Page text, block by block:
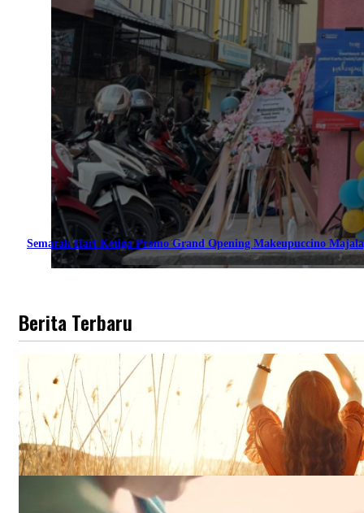
Semarak Hari Ketiga Promo Grand Opening Makeupuccino
Berita Terbaru